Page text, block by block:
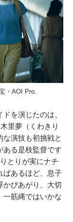
・AOI Pro.
を演じたのは、
里夢（くわきり
演技も初挑戦と
ある是枝監督です
とりが実にナチ
ばあるほど、息子
かびあがり、大切
一筋縄ではいかな